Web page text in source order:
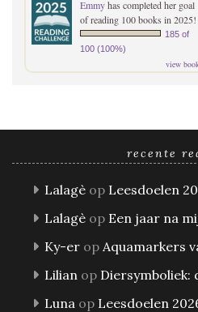
Emmyhas completed her goal
of reading 100 books in 2025!
185 of
100 (100%)
view
recente
Lalagè op Leesdoelen
Lalagè op Een jaar na
Ky-er op Aquamarkers
Lilian op Diersymboliek:
Luna op Leesdoelen